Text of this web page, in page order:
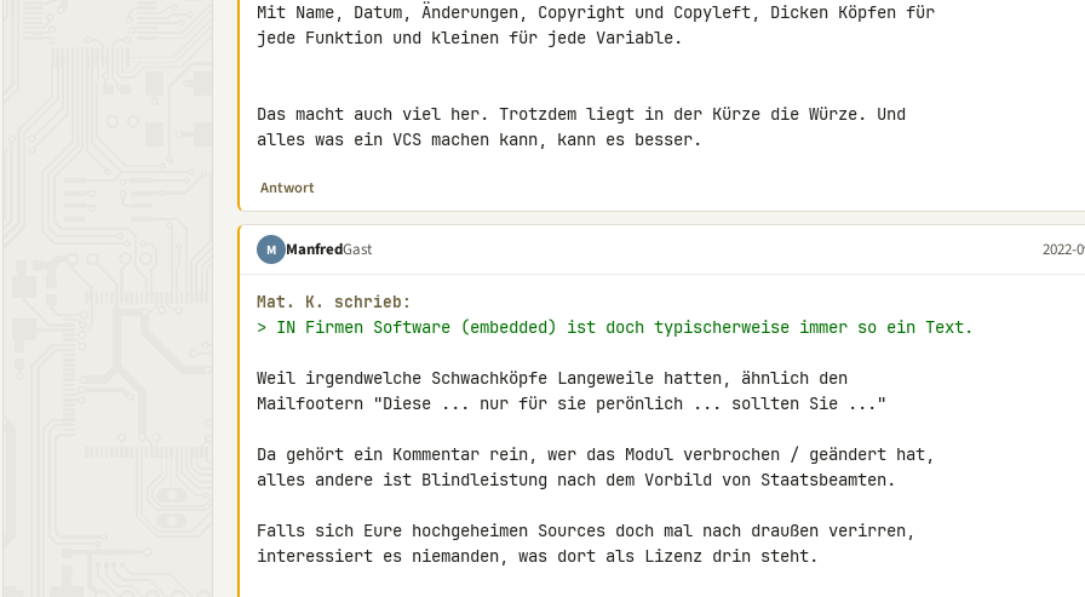
Mit Name, Datum, Änderungen, Copyright und Copyleft, Dicken Köpfen für
jede Funktion und kleinen für jede Variable.
Das macht auch viel her. Trotzdem liegt in der Kürze die Würze. Und
alles was ein VCS machen kann, kann es besser.
Antwort
M ManfredGast 2022-
Mat. K. schrieb:
> IN Firmen Software (embedded) ist doch typischerweise immer so ein Text.
Weil irgendwelche Schwachköpfe Langeweile hatten, ähnlich den
Mailfootern "Diese ... nur für sie perönlich ... sollten Sie ..."
Da gehört ein Kommentar rein, wer das Modul verbrochen / geändert hat,
alles andere ist Blindleistung nach dem Vorbild von Staatsbeamten.
Falls sich Eure hochgeheimen Sources doch mal nach draußen verirren,
interessiert es niemanden, was dort als Lizenz drin steht.